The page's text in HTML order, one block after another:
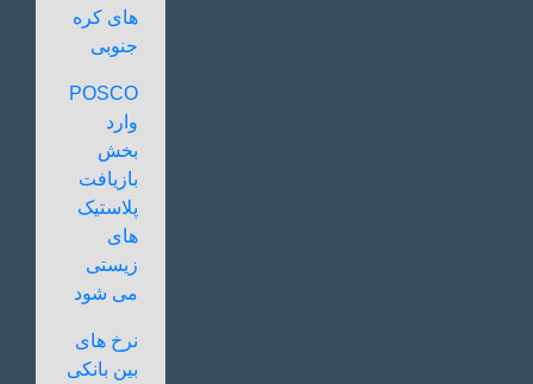
های کره
جنوبی
POSCO
وارد
بخش
بازیافت
پلاستیک
های
زیستی
می شود
نرخ های
بین بانکی